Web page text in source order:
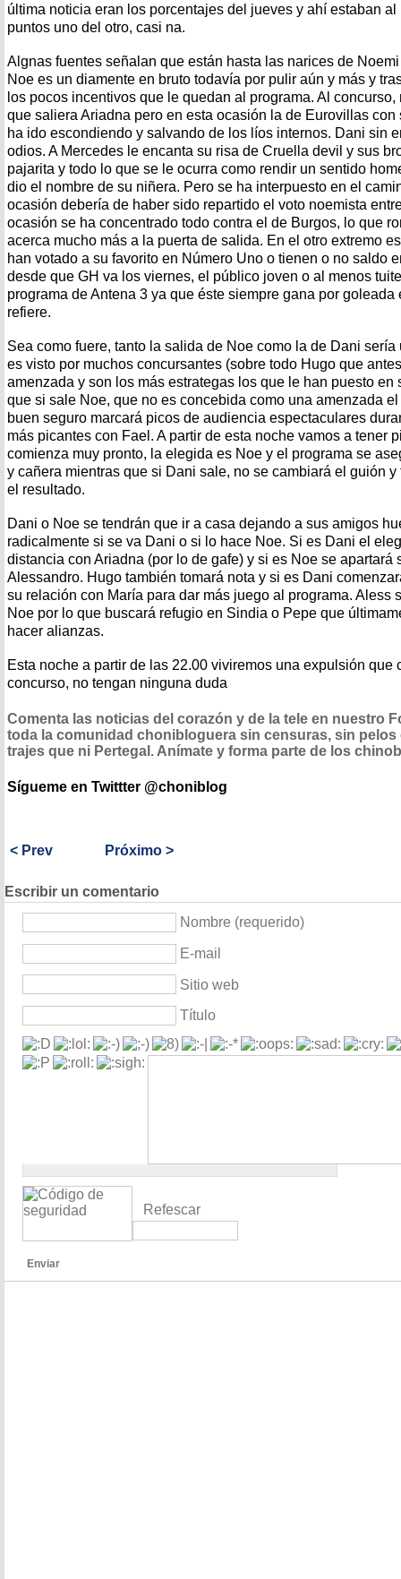
última noticia eran los porcentajes del jueves y ahí estaban
puntos uno del otro, casi na.
Algnas fuentes señalan que están hasta las narices de
Noe es un diamente en bruto todavía por pulir aún y más y
los pocos incentivos que le quedan al programa. Al
que saliera Ariadna pero en esta ocasión la de Eurovillas
ha ido escondiendo y salvando de los líos internos. Dani sin
odios. A Mercedes le encanta su risa de Cruella devil y sus
pajarita y todo lo que se le ocurra como rendir un sentido
dio el nombre de su niñera. Pero se ha interpuesto en el
ocasión debería de haber sido repartido el voto noemista
ocasión se ha concentrado todo contra el de Burgos, lo que
acerca mucho más a la puerta de salida. En el otro extremo
han votado a su favorito en Número Uno o tienen o no saldo
desde que GH va los viernes, el público joven o al menos
programa de Antena 3 ya que éste siempre gana por
refiere.
Sea como fuere, tanto la salida de Noe como la de Dani
es visto por muchos concursantes (sobre todo Hugo que
amenzada y son los más estrategas los que le han puesto en
que si sale Noe, que no es concebida como una amenzada
buen seguro marcará picos de audiencia espectaculares
más picantes con Fael. A partir de esta noche vamos a tener
comienza muy pronto, la elegida es Noe y el programa se
y cañera mientras que si Dani sale, no se cambiará el guión
el resultado.
Dani o Noe se tendrán que ir a casa dejando a sus amigos
radicalmente si se va Dani o si lo hace Noe. Si es Dani el
distancia con Ariadna (por lo de gafe) y si es Noe se apartará
Alessandro. Hugo también tomará nota y si es Dani
su relación con María para dar más juego al programa. Aless
Noe por lo que buscará refugio en Sindia o Pepe que
hacer alianzas.
Esta noche a partir de las 22.00 viviremos una expulsión que
concurso, no tengan ninguna duda
Comenta las noticias del corazón y de la tele en nuestro
toda la comunidad chonibloguera sin censuras, sin pelos
trajes que ni Pertegal. Anímate y forma parte de los
Sígueme en Twittter @choniblog
< Prev Próximo >
Escribir un comentario
Nombre (requerido)
E-mail
Sitio web
Título
Refescar
Enviar